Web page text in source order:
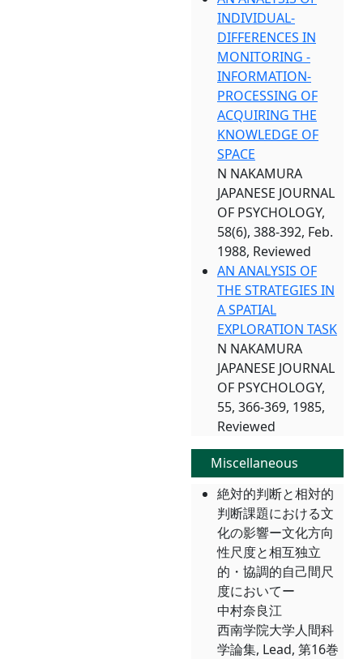
INDIVIDUAL-
DIFFERENCES IN
MONITORING -
INFORMATION-
PROCESSING OF
ACQUIRING THE
KNOWLEDGE OF
SPACE
N NAKAMURA
JAPANESE JOURNAL
OF PSYCHOLOGY,
58(6), 388-392, Feb.
1988, Reviewed
AN ANALYSIS OF
THE STRATEGIES IN
A SPATIAL
EXPLORATION TASK
N NAKAMURA
JAPANESE JOURNAL
OF PSYCHOLOGY,
55, 366-369, 1985,
Reviewed
Miscellaneous
絶対的判断と相対的
判断課題における文
化の影響ー文化方向
性尺度と相互独立
的・協調的自己間尺
度においてー
中村奈良江
西南学院大学人間科
学論集, Lead, 第16巻